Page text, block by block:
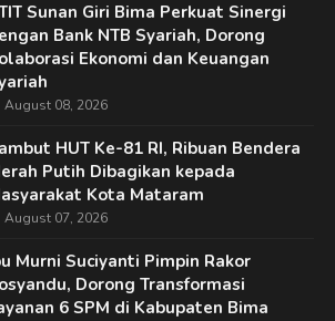
Sunan Giri Bima Perkuat Sinergi
Bank NTB Syariah, Dorong
Ekonomi dan Keuangan
August 08, 2026
HUT Ke-81 RI, Ribuan Bendera
Putih Dibagikan kepada
Kota Mataram
August 07, 2026
Murni Suciyanti Pimpin Rakor
Dorong Transformasi
6 SPM di Kabupaten Bima